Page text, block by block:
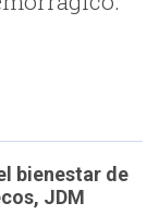
bienestar de
JDM